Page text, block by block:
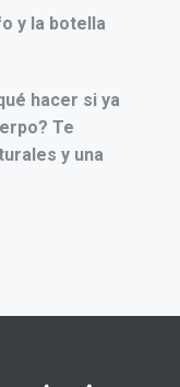
y la botella
hacer si ya
Te
y una